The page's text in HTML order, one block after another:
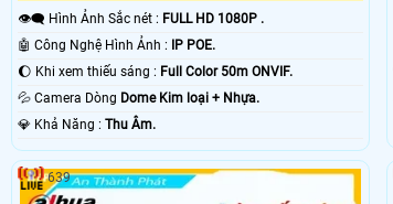
👁️‍🗨 Hình Ảnh Sắc nét : FULL HD 1080P .
🤖️ Công Nghệ Hình Ảnh :
IP POE.
🌔 Khi xem thiếu sáng : Full Color 50m ONVIF.
💦 Camera Dòng Dome Kim loại + Nhựa.
️💎 Khả Năng : Thu Âm.
639